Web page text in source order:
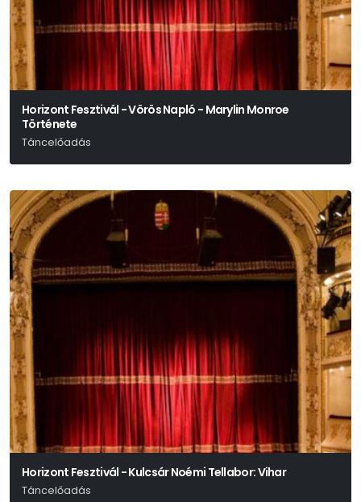
Horizont Fesztivál - Vörös Napló - Marylin Monroe
Története
Táncelőadás
Horizont Fesztivál - Kulcsár Noémi Tellabor: Vihar
Táncelőadás